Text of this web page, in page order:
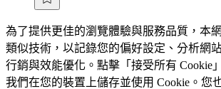
為了提供更佳的瀏覽體驗與服務品質，本
類似技術，以記錄您的偏好設定、分析網
行銷與效能優化。點擊「接受所有 Cookie
我們在您的裝置上儲存並使用 Cookie。您